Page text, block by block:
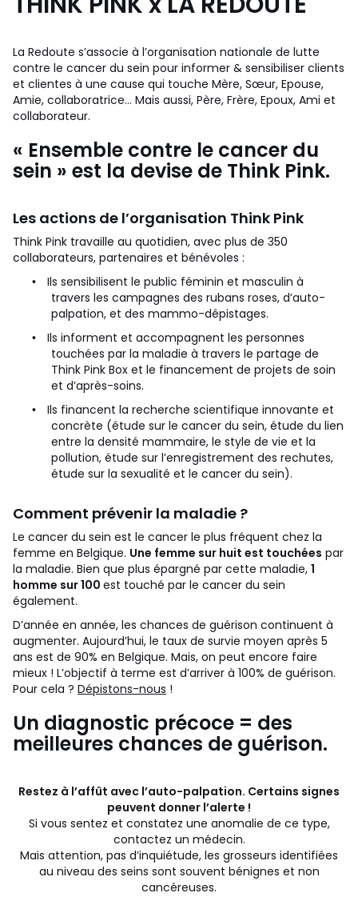
La Redoute s’associe à l’organisation nationale de lutte
contre le cancer du sein pour informer & sensibiliser clients
et clientes à une cause qui touche Mère, Sœur, Epouse,
Amie, collaboratrice… Mais aussi, Père, Frère, Epoux, Ami et
collaborateur.
« Ensemble contre le cancer du
sein » est la devise de Think Pink.
Les actions de l’organisation Think Pink
Think Pink travaille au quotidien, avec plus de 350
collaborateurs, partenaires et bénévoles :
•
Ils sensibilisent le public féminin et masculin à
travers les campagnes des rubans roses, d’auto-
palpation, et des mammo-dépistages.
•
Ils informent et accompagnent les personnes
touchées par la maladie à travers le partage de
Think Pink Box et le financement de projets de soin
et d’après-soins.
•
Ils financent la recherche scientifique innovante et
concrète (étude sur le cancer du sein, étude du lien
entre la densité mammaire, le style de vie et la
pollution, étude sur l’enregistrement des rechutes,
étude sur la sexualité et le cancer du sein).
Comment prévenir la maladie ?
Le cancer du sein est le cancer le plus fréquent chez la
femme en Belgique. Une femme sur huit est touchées par
la maladie. Bien que plus épargné par cette maladie, 1
homme sur 100 est touché par le cancer du sein
également.
D’année en année, les chances de guérison continuent à
augmenter. Aujourd’hui, le taux de survie moyen après 5
ans est de 90% en Belgique. Mais, on peut encore faire
mieux ! L’objectif à terme est d’arriver à 100% de guérison.
Pour cela ? Dépistons-nous !
Un diagnostic précoce = des
meilleures chances de guérison.
Restez à l’affût avec l’auto-palpation. Certains signes
peuvent donner l’alerte !
Si vous sentez et constatez une anomalie de ce type,
contactez un médecin.
Mais attention, pas d’inquiétude, les grosseurs identifiées
au niveau des seins sont souvent bénignes et non
cancéreuses.